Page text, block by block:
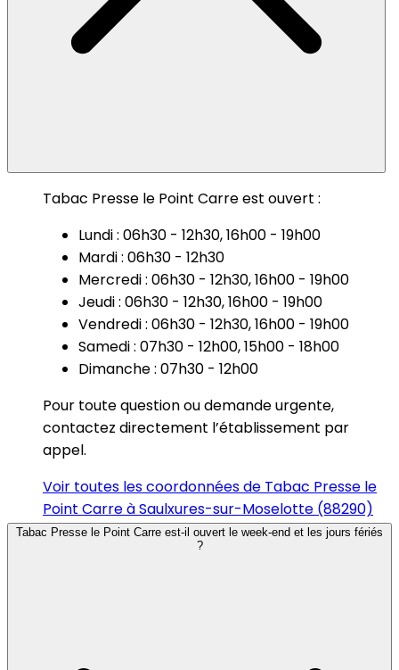
Tabac Presse le Point Carre est ouvert :
Lundi : 06h30 - 12h30, 16h00 - 19h00
Mardi : 06h30 - 12h30
Mercredi : 06h30 - 12h30, 16h00 - 19h00
Jeudi : 06h30 - 12h30, 16h00 - 19h00
Vendredi : 06h30 - 12h30, 16h00 - 19h00
Samedi : 07h30 - 12h00, 15h00 - 18h00
Dimanche : 07h30 - 12h00
Pour toute question ou demande urgente,
contactez directement l’établissement par
appel.
Voir toutes les coordonnées de Tabac Presse le
Point Carre à Saulxures-sur-Moselotte (88290)
Tabac Presse le Point Carre est-il ouvert le week-end et les jours fériés
?